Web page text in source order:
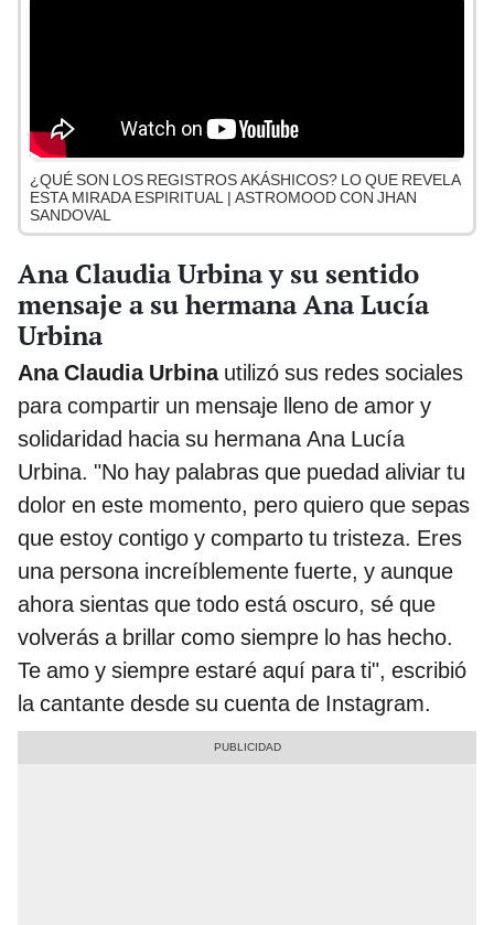
¿QUÉ SON LOS REGISTROS AKÁSHICOS? LO QUE REVELA
ESTA MIRADA ESPIRITUAL | ASTROMOOD CON JHAN
SANDOVAL
Ana Claudia Urbina y su sentido
mensaje a su hermana Ana Lucía
Urbina
Ana Claudia Urbinautilizó sus redes sociales
para compartir un mensaje lleno de amor y
solidaridad hacia su hermana Ana Lucía
Urbina. "No hay palabras que puedad aliviar tu
dolor en este momento, pero quiero que sepas
que estoy contigo y comparto tu tristeza. Eres
una persona increíblemente fuerte, y aunque
ahora sientas que todo está oscuro, sé que
volverás a brillar como siempre lo has hecho.
Te amo y siempre estaré aquí para ti", escribió
la cantante desde su cuenta de Instagram.